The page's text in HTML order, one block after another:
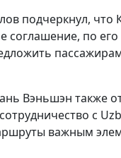
подчеркнул, что
соглашение, по
Вэньшэн также
с
важным